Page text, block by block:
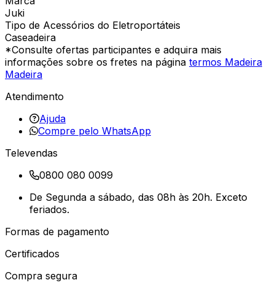
Juki
Tipo de Acessórios do Eletroportáteis
Caseadeira
*Consulte ofertas participantes e adquira mais
informações sobre os fretes na página termos Madeira
Madeira
Atendimento
Ajuda
Compre pelo WhatsApp
Televendas
0800 080 0099
De Segunda a sábado, das 08h às 20h. Exceto
feriados.
Formas de pagamento
Certificados
Compra segura